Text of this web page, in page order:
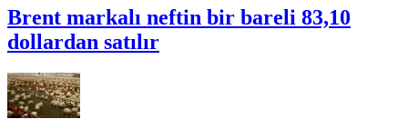
Brent markalı neftin bir bareli 83,10
dollardan satılır